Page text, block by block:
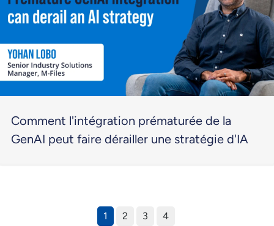
Comment l'intégration prématurée de la
GenAI peut faire dérailler une stratégie d'IA
1 2 3 4